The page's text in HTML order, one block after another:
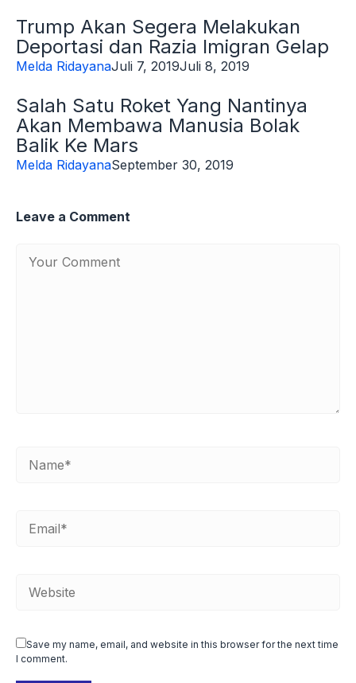
Trump Akan Segera Melakukan
Deportasi dan Razia Imigran Gelap
Melda RidayanaJuli 7, 2019Juli 8, 2019
Salah Satu Roket Yang Nantinya
Akan Membawa Manusia Bolak
Balik Ke Mars
Melda RidayanaSeptember 30, 2019
Leave a Comment
Save my name, email, and website in this browser for the next time
I comment.